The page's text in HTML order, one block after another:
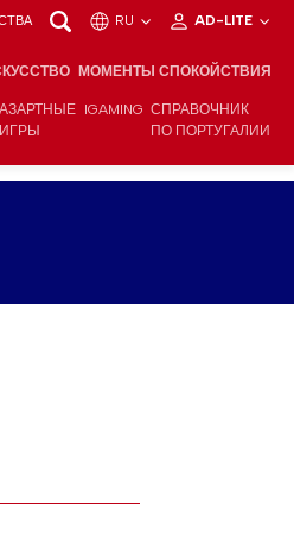
RU AD-LITE
МОМЕНТЫ СПОКОЙСТВИЯ
АЗАРТНЫЕ
ИГРЫ
IGAMING СПРАВОЧНИК
ПО ПОРТУГАЛИИ